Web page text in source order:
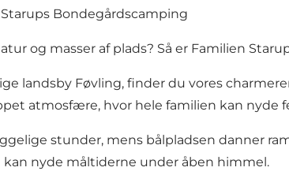
Bondegårdscamping
og masser af plads? Så er Familien
landsby Føvling, finder du vores
atmosfære, hvor hele familien kan nyde
stunder, mens bålpladsen danner
nyde måltiderne under åben himmel.